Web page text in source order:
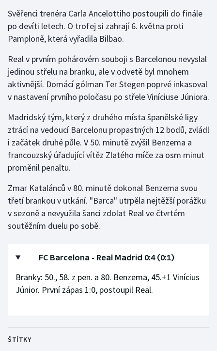
Cyklistika
Dostihy
Florbal
Futsal
Golf
Gymnastika
Házená
Jezdectví
Judo
Krasobruslení
Lyže a snowboard
Moderní pětiboj
Svěřenci trenéra Carla Ancelottiho postoupili do finále
po devíti letech. O trofej si zahrají 6. května proti
Pamploně, která vyřadila Bilbao.
Real v prvním pohárovém souboji s Barcelonou nevyslal
jedinou střelu na branku, ale v odvetě byl mnohem
aktivnější. Domácí gólman Ter Stegen poprvé inkasoval
v nastavení prvního poločasu po střele Viníciuse Júniora.
Madridský tým, který z druhého místa španělské ligy
ztrácí na vedoucí Barcelonu propastných 12 bodů, zvládl
i začátek druhé půle. V 50. minutě zvýšil Benzema a
francouzský úřadující vítěz Zlatého míče za osm minut
proměnil penaltu.
Zmar Katalánců v 80. minutě dokonal Benzema svou
třetí brankou v utkání. "Barca" utrpěla nejtěžší porážku
v sezoně a nevyužila šanci zdolat Real ve čtvrtém
soutěžním duelu po sobě.
FC Barcelona - Real Madrid 0:4 (0:1)
Branky: 50., 58. z pen. a 80. Benzema, 45.+1 Vinícius
Júnior. První zápas 1:0, postoupil Real.
ŠTÍTKY